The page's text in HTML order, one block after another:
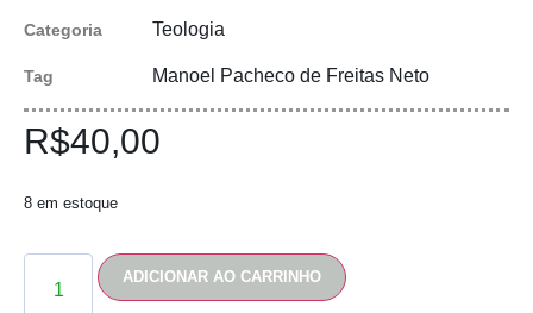
Categoria Teologia
Tag Manoel Pacheco de Freitas Neto
R$40,00
8 em estoque
ADICIONAR AO CARRINHO